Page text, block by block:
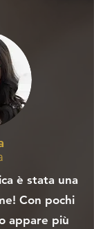
è stata una
Con pochi
appare più